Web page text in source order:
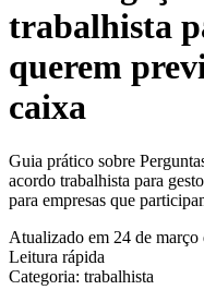
trabalhista
querem
caixa
Guia prático sobre
acordo trabalhista para
para empresas que
Atualizado em 24 de março
Leitura rápida
Categoria: trabalhista